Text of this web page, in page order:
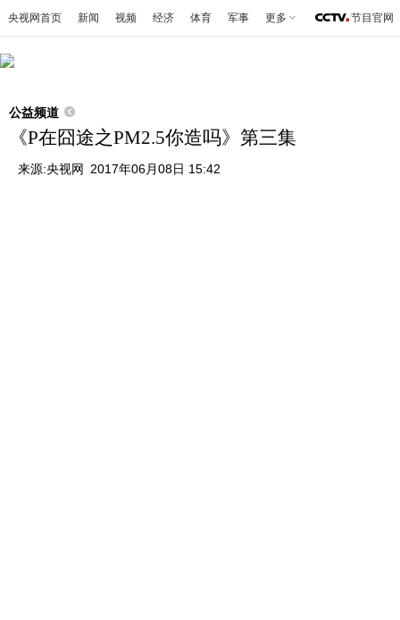
央视网首页 新闻 视频 经济 体育 军事 更多 节目官网
公益频道
《P在囧途之PM2.5你造吗》第三集
来源:央视网 2017年06月08日 15:42